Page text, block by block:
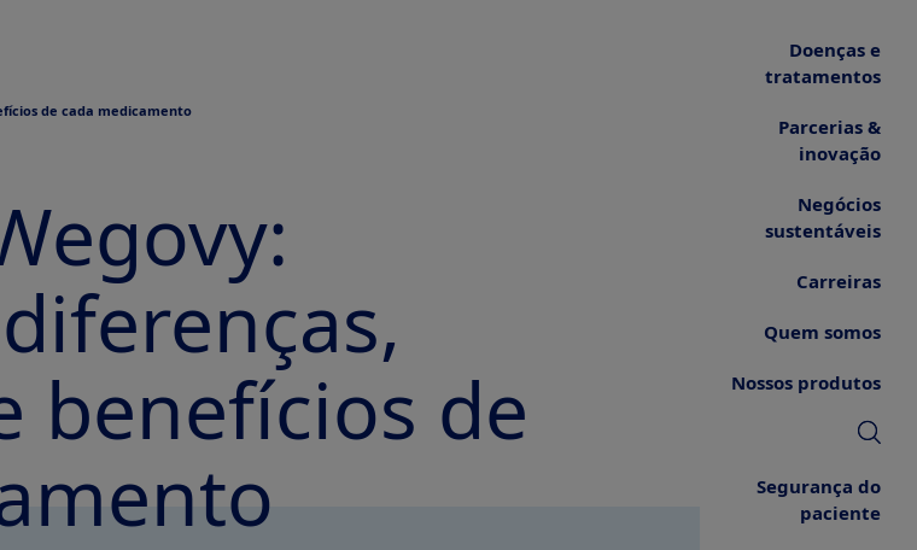
de cada medicamento
Doenças e
tratamentos
Parcerias &
inovação
Negócios
sustentáveis
Carreiras
Quem somos
Nossos produtos
Segurança do
paciente
benefícios de